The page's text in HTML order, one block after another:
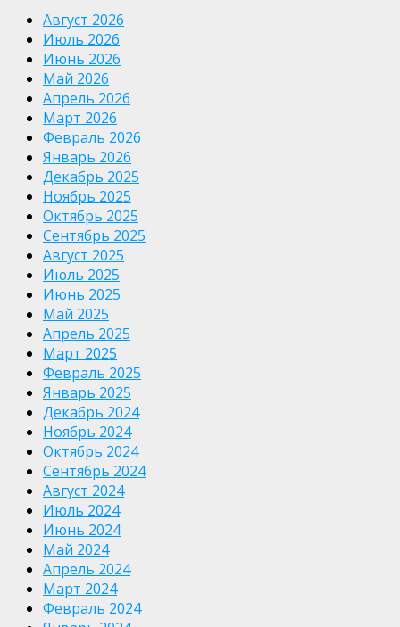
Август 2026
Июль 2026
Июнь 2026
Май 2026
Апрель 2026
Март 2026
Февраль 2026
Январь 2026
Декабрь 2025
Ноябрь 2025
Октябрь 2025
Сентябрь 2025
Август 2025
Июль 2025
Июнь 2025
Май 2025
Апрель 2025
Март 2025
Февраль 2025
Январь 2025
Декабрь 2024
Ноябрь 2024
Октябрь 2024
Сентябрь 2024
Август 2024
Июль 2024
Июнь 2024
Май 2024
Апрель 2024
Март 2024
Февраль 2024